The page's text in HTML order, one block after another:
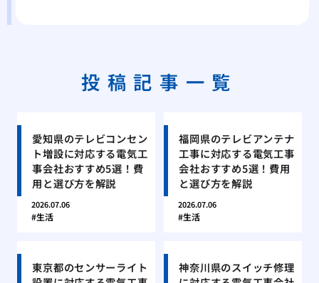
投稿記事一覧
愛知県のテレビコンセン
ト増設に対応する電気工
事会社おすすめ5選！費
用と選び方を解説
2026.07.06
生活
福岡県のテレビアンテナ
工事に対応する電気工事
会社おすすめ5選！費用
と選び方を解説
2026.07.06
生活
東京都のセンサーライト
神奈川県のスイッチ修理